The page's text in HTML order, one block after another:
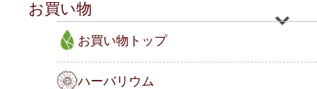
お買い物
お買い物トップ
ハーバリウム